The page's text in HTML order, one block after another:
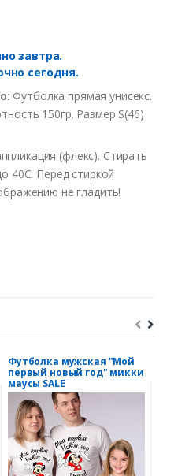
завтра.
сегодня.
Футболка прямая унисекс.
150гр. Размер S(46)
(флекс). Стирать
40С. Перед стиркой
не гладить!
Футболка мужская "Мой
первый новый год" микки
маусы SALE